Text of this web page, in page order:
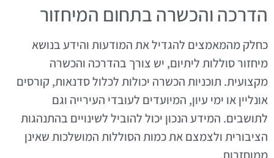
הדרכה והכשרה בתחום המיחזור
כחלק מהמאמצים להגדיל את המודעות והידע בנושא
מיחזור סוללות ליתיום, יש צורך בהדרכה והכשרה
מקצועית. תוכניות הכשרה יכולות לכלול סדנאות, קורסים
אונליין או ימי עיון, המיועדים לעובדי העירייה וגם
לתושבים. המידע הנכון יכול להוביל לשינויים בהתנהגות
הציבורית ולצמצם את כמות הסוללות המושלכות שאינן
ממוחזרות.